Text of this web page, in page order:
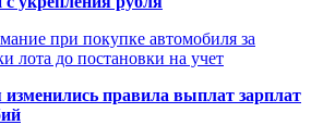
при покупке автомобиля за
лота до постановки на учет
правила выплат зарплат